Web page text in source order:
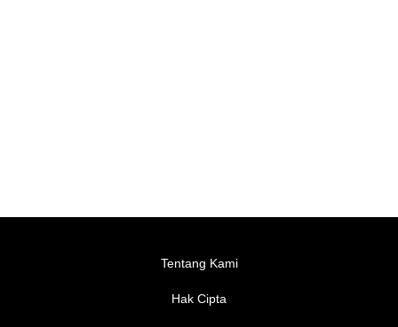
Tentang Kami
Hak Cipta